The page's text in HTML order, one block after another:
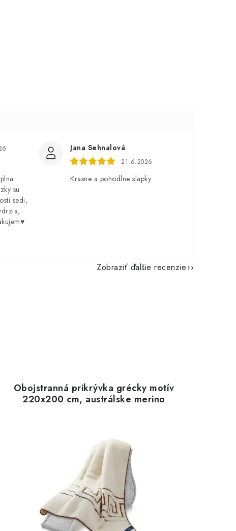
su
sedi,
Jana Sehnalová
21.6.2026
Krasne a pohodlne slapky.
Zobraziť ďalšie recenzie
Obojstranná prikrývka grécky motív
220x200 cm, austrálske merino